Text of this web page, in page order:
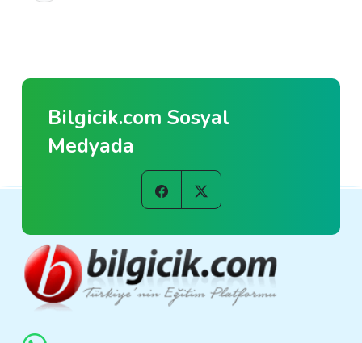
Bilgicik.com Sosyal
Medyada